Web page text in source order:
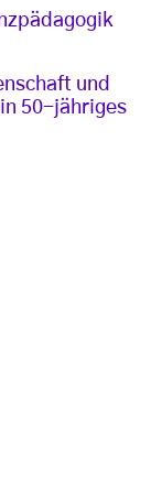
und
50-jähriges